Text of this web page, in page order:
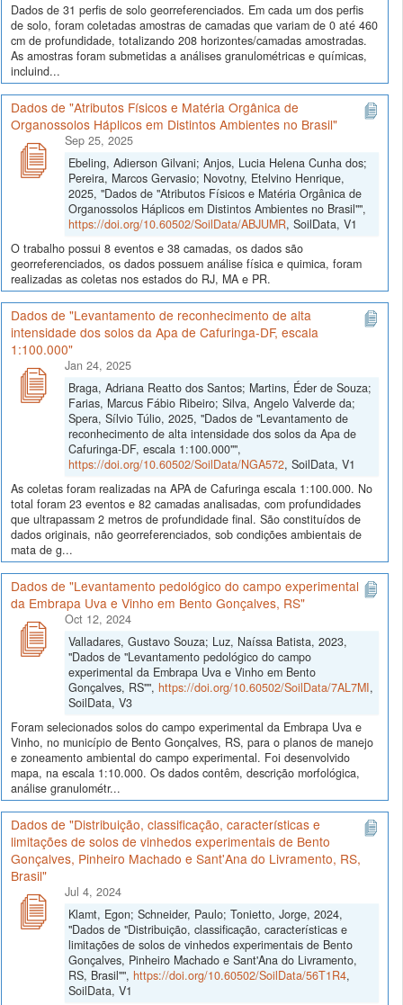
Dados de 31 perfis de solo georreferenciados. Em cada um dos perfis
de solo, foram coletadas amostras de camadas que variam de 0 até 460
cm de profundidade, totalizando 208 horizontes/camadas amostradas.
As amostras foram submetidas a análises granulométricas e químicas,
incluind...
Dados de "Atributos Físicos e Matéria Orgânica de
Organossolos Háplicos em Distintos Ambientes no Brasil"
Sep 25, 2025
Ebeling, Adierson Gilvani; Anjos, Lucia Helena Cunha dos;
Pereira, Marcos Gervasio; Novotny, Etelvino Henrique,
2025, "Dados de "Atributos Físicos e Matéria Orgânica de
Organossolos Háplicos em Distintos Ambientes no Brasil"",
https://doi.org/10.60502/SoilData/ABJUMR, SoilData, V1
O trabalho possui 8 eventos e 38 camadas, os dados são
georreferenciados, os dados possuem análise física e quimica, foram
realizadas as coletas nos estados do RJ, MA e PR.
Dados de "Levantamento de reconhecimento de alta
intensidade dos solos da Apa de Cafuringa-DF, escala
1:100.000"
Jan 24, 2025
Braga, Adriana Reatto dos Santos; Martins, Éder de Souza;
Farias, Marcus Fábio Ribeiro; Silva, Angelo Valverde da;
Spera, Sílvio Túlio, 2025, "Dados de "Levantamento de
reconhecimento de alta intensidade dos solos da Apa de
Cafuringa-DF, escala 1:100.000"",
https://doi.org/10.60502/SoilData/NGA572, SoilData, V1
As coletas foram realizadas na APA de Cafuringa escala 1:100.000. No
total foram 23 eventos e 82 camadas analisadas, com profundidades
que ultrapassam 2 metros de profundidade final. São constituídos de
dados originais, não georreferenciados, sob condições ambientais de
mata de g...
Dados de "Levantamento pedológico do campo experimental
da Embrapa Uva e Vinho em Bento Gonçalves, RS"
Oct 12, 2024
Valladares, Gustavo Souza; Luz, Naíssa Batista, 2023,
"Dados de "Levantamento pedológico do campo
experimental da Embrapa Uva e Vinho em Bento
Gonçalves, RS"", https://doi.org/10.60502/SoilData/7AL7MI,
SoilData, V3
Foram selecionados solos do campo experimental da Embrapa Uva e
Vinho, no município de Bento Gonçalves, RS, para o planos de manejo
e zoneamento ambiental do campo experimental. Foi desenvolvido
mapa, na escala 1:10.000. Os dados contêm, descrição morfológica,
análise granulométr...
Dados de "Distribuição, classificação, características e
limitações de solos de vinhedos experimentais de Bento
Gonçalves, Pinheiro Machado e Sant'Ana do Livramento, RS,
Brasil"
Jul 4, 2024
Klamt, Egon; Schneider, Paulo; Tonietto, Jorge, 2024,
"Dados de "Distribuição, classificação, características e
limitações de solos de vinhedos experimentais de Bento
Gonçalves, Pinheiro Machado e Sant'Ana do Livramento,
RS, Brasil"", https://doi.org/10.60502/SoilData/56T1R4,
SoilData, V1